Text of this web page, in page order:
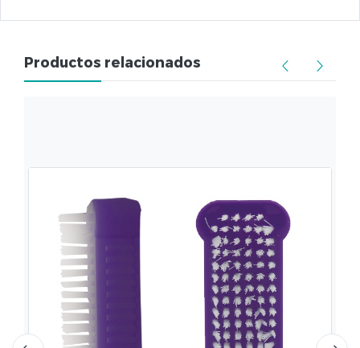
Productos relacionados